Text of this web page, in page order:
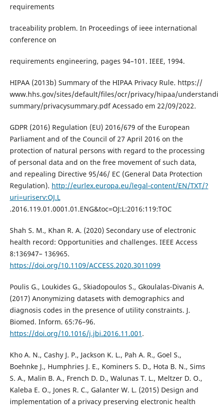
requirements
traceability problem. In Proceedings of ieee international
conference on
requirements engineering, pages 94–101. IEEE, 1994.
HIPAA (2013b) Summary of the HIPAA Privacy Rule. https://
www.hhs.gov/sites/default/files/ocr/privacy/hipaa/
summary/privacysummary.pdf Acessado em 22/09/2022.
GDPR (2016) Regulation (EU) 2016/679 of the European
Parliament and of the Council of 27 April 2016 on the
protection of natural persons with regard to the processing
of personal data and on the free movement of such data,
and repealing Directive 95/46/ EC (General Data Protection
Regulation). http://eurlex.europa.eu/legal-content/EN/TXT/?
uri=uriserv:OJ.L
.2016.119.01.0001.01.ENG&toc=OJ:L:2016:119:TOC
Shah S. M., Khan R. A. (2020) Secondary use of electronic
health record: Opportunities and challenges. IEEE Access
8:136947– 136965.
https://doi.org/10.1109/ACCESS.2020.3011099
Poulis G., Loukides G., Skiadopoulos S., Gkoulalas-Divanis A.
(2017) Anonymizing datasets with demographics and
diagnosis codes in the presence of utility constraints. J.
Biomed. Inform. 65:76–96.
https://doi.org/10.1016/j.jbi.2016.11.001 .
Kho A. N., Cashy J. P., Jackson K. L., Pah A. R., Goel S.,
Boehnke J., Humphries J. E., Kominers S. D., Hota B. N., Sims
S. A., Malin B. A., French D. D., Walunas T. L., Meltzer D. O.,
Kaleba E. O., Jones R. C., Galanter W. L. (2015) Design and
implementation of a privacy preserving electronic health